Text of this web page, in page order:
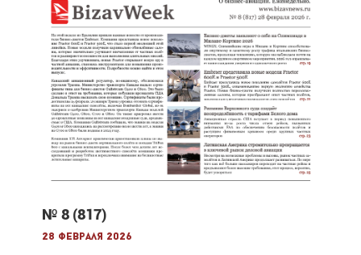
№ 8 (817)
28 февраля 2026